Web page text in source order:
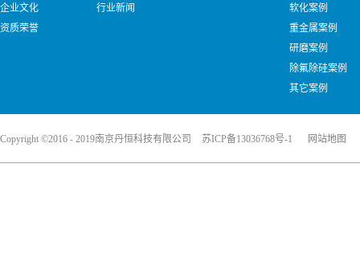
企业文化
资质荣誉
行业新闻
软化案例
重金属案例
研磨案例
除氟除硅案例
其它案例
Copyright ©2016 - 2019南京丹恒科技有限公司 苏ICP备13036768号-1 网站地图